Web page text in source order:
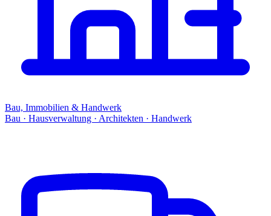
Bau, Immobilien & Handwerk
Bau · Hausverwaltung · Architekten · Handwerk